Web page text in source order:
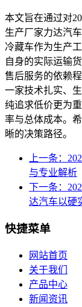
本文旨在通过对
生产厂家力达汽
冷藏车作为生产
自身的实际运输
售后服务的依赖
一家技术扎实、
纯追求低价更为
率与总体成本。
晰的决策路径。
上一条：
与专业解析
下一条：
达汽车以硬
快捷菜单
网站首页
关于我们
产品中心
新闻资讯